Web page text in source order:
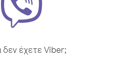
δεν έχετε Viber;